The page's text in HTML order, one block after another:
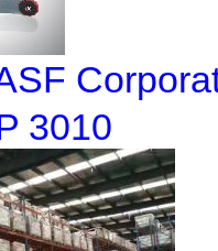
3010